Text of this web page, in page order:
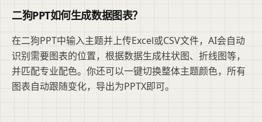
二狗PPT如何生成数据图表？
在二狗PPT中输入主题并上传Excel或CSV文件，AI会自动
识别需要图表的位置，根据数据生成柱状图、折线图等，
并匹配专业配色。你还可以一键切换整体主题颜色，所有
图表自动跟随变化，导出为PPTX即可。